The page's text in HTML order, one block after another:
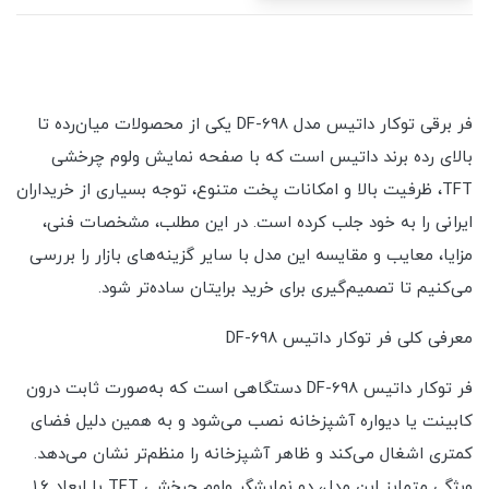
فر برقی توکار داتیس مدل DF-698 یکی از محصولات میان‌رده تا
بالای رده برند داتیس است که با صفحه نمایش ولوم چرخشی
TFT، ظرفیت بالا و امکانات پخت متنوع، توجه بسیاری از خریداران
ایرانی را به خود جلب کرده است. در این مطلب، مشخصات فنی،
مزایا، معایب و مقایسه این مدل با سایر گزینه‌های بازار را بررسی
می‌کنیم تا تصمیم‌گیری برای خرید برایتان ساده‌تر شود.
معرفی کلی فر توکار داتیس DF-698
فر توکار داتیس DF-698 دستگاهی است که به‌صورت ثابت درون
کابینت یا دیواره آشپزخانه نصب می‌شود و به همین دلیل فضای
کمتری اشغال می‌کند و ظاهر آشپزخانه را منظم‌تر نشان می‌دهد.